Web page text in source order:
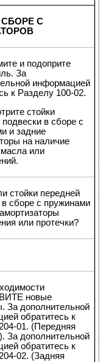
СБОРЕ С
и подоприте
За
информацией
к Разделу 100-02.
стойки
в сборе с
и задние
на наличие
масла или
стойки передней
в сборе с пружинами
или протечки?
новые
За дополнительной
обратитесь к
01. (Передняя
За дополнительной
обратитесь к
02. (Задняя